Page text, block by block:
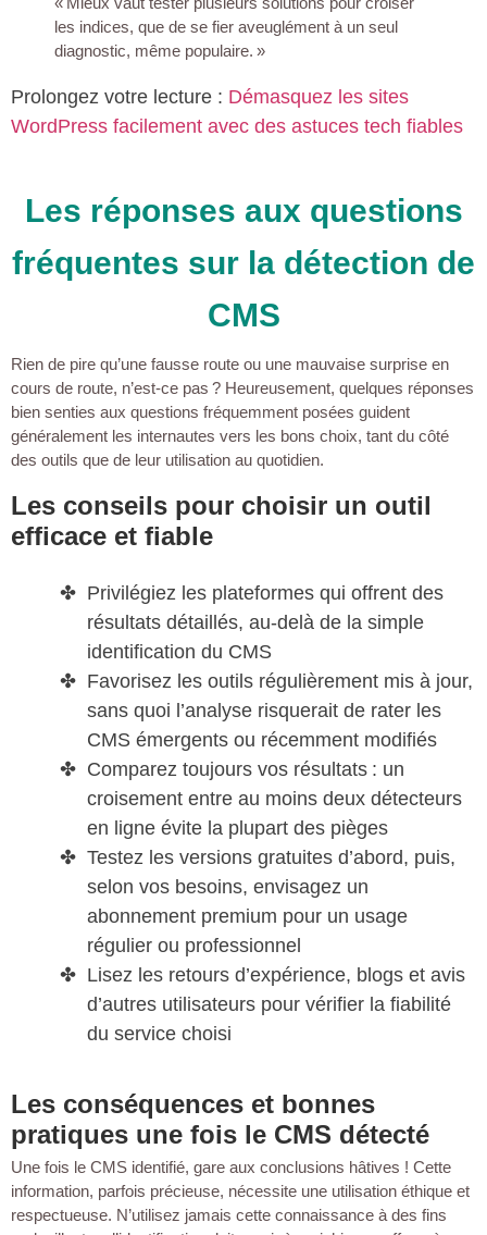
les indices, que de se fier aveuglément à un seul
diagnostic, même populaire. »
Prolongez votre lecture : Démasquez les sites
WordPress facilement avec des astuces tech fiables
Les réponses aux questions
fréquentes sur la détection de
CMS
Rien de pire qu’une fausse route ou une mauvaise surprise en
cours de route, n’est-ce pas ? Heureusement, quelques réponses
bien senties aux questions fréquemment posées guident
généralement les internautes vers les bons choix, tant du côté
des outils que de leur utilisation au quotidien.
Les conseils pour choisir un outil
efficace et fiable
Privilégiez les plateformes qui offrent des
résultats détaillés, au-delà de la simple
identification du CMS
Favorisez les outils régulièrement mis à jour,
sans quoi l’analyse risquerait de rater les
CMS émergents ou récemment modifiés
Comparez toujours vos résultats : un
croisement entre au moins deux détecteurs
en ligne évite la plupart des pièges
Testez les versions gratuites d’abord, puis,
selon vos besoins, envisagez un
abonnement premium pour un usage
régulier ou professionnel
Lisez les retours d’expérience, blogs et avis
d’autres utilisateurs pour vérifier la fiabilité
du service choisi
Les conséquences et bonnes
pratiques une fois le CMS détecté
Une fois le CMS identifié, gare aux conclusions hâtives ! Cette
information, parfois précieuse, nécessite une utilisation éthique et
respectueuse. N’utilisez jamais cette connaissance à des fins